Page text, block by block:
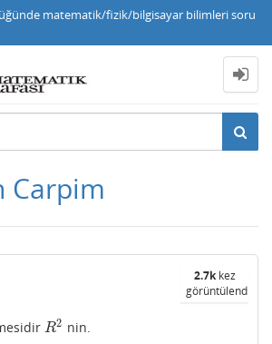
matematik/fizik/bilgisayar bilimleri soru
Carpim
2.7kkez
görüntülendi
R2
R2 nin.